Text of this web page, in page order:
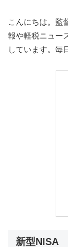
こんにちは。監
報や軽税ニュー
しています。毎
新型NISA